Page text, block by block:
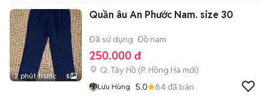
2 phút trước 5
Quần âu An Phước Nam. size 30
Đã sử dụng Đồ nam
250.000 đ
Q. Tây Hồ (P. Hồng Hà mới)
Lưu Hùng 5.0 84đã bán